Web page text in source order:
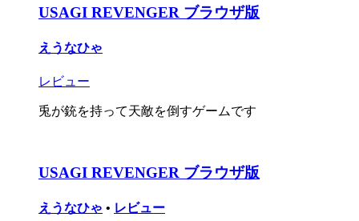
USAGI REVENGER ブラウザ版
えうなひゃ
レビュー
兎が銃を持って天敵を倒すゲームです
USAGI REVENGER ブラウザ版
えうなひゃ • レビュー